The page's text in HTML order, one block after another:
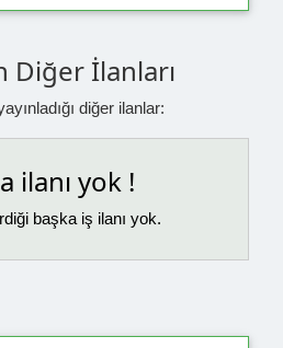
Diğer İlanları
diğer ilanlar:
ilanı yok !
başka iş ilanı yok.